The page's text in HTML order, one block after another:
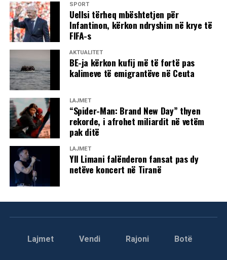
SPORT
Uellsi tërheq mbështetjen për
Infantinon, kërkon ndryshim në krye të
FIFA-s
AKTUALITET
BE-ja kërkon kufij më të fortë pas
kalimeve të emigrantëve në Ceuta
LAJMET
“Spider-Man: Brand New Day” thyen
rekorde, i afrohet miliardit në vetëm
pak ditë
LAJMET
Yll Limani falënderon fansat pas dy
netëve koncert në Tiranë
Lajmet Vendi Rajoni Botë